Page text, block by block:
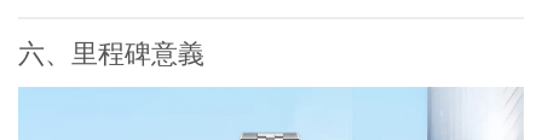
六、里程碑意義